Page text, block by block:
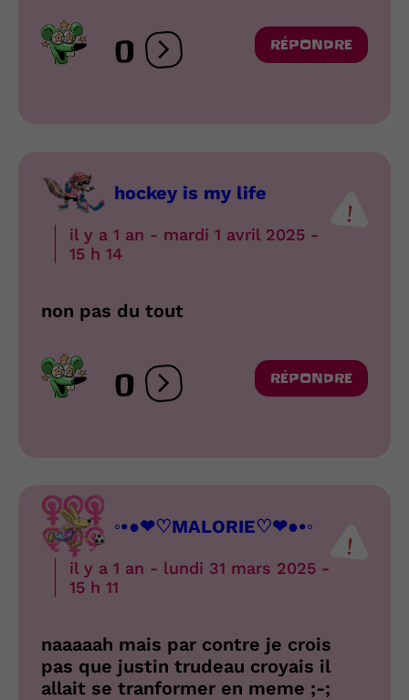
0 Ouvrir les réactions
RÉPONDRE
hockey is my life
il y a 1 an - mardi 1 avril 2025 -
15 h 14
non pas du tout
0 Ouvrir les réactions
RÉPONDRE
◦•●❤♡MALORIE♡❤●•◦
il y a 1 an - lundi 31 mars 2025 -
15 h 11
naaaaah mais par contre je crois
pas que justin trudeau croyais il
allait se tranformer en meme ;-;